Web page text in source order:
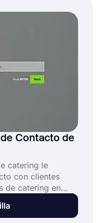
Contacto de
catering le
con clientes
de catering en
ingresarán
y la ubicación